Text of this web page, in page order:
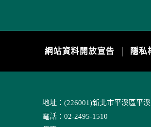
網站資料開放宣告 隱私
地址：(226001)新北市平溪區平
電話：02-2495-1510